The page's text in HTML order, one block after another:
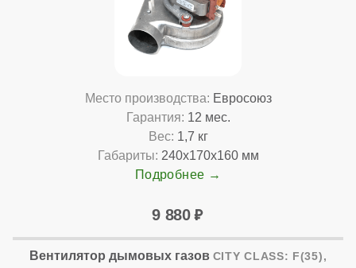
Место производства: Евросоюз
Гарантия: 12 мес.
Вес: 1,7 кг
Габариты: 240x170x160 мм
Подробнее
9 880
Вентилятор дымовых газов CITY CLASS: F(35),